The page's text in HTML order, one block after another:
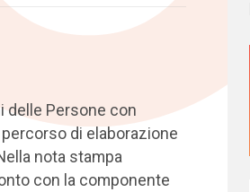
delle Persone con
di elaborazione
nota stampa
con la componente